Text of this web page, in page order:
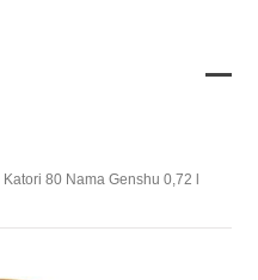
80 Nama Genshu 0,72 l